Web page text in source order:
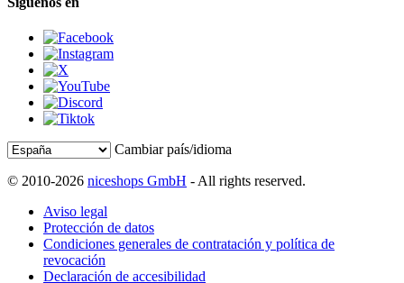
Cambiar país/idioma
© 2010-2026 niceshops GmbH - All rights reserved.
Aviso legal
Protección de datos
Condiciones generales de contratación y política de
revocación
Declaración de accesibilidad